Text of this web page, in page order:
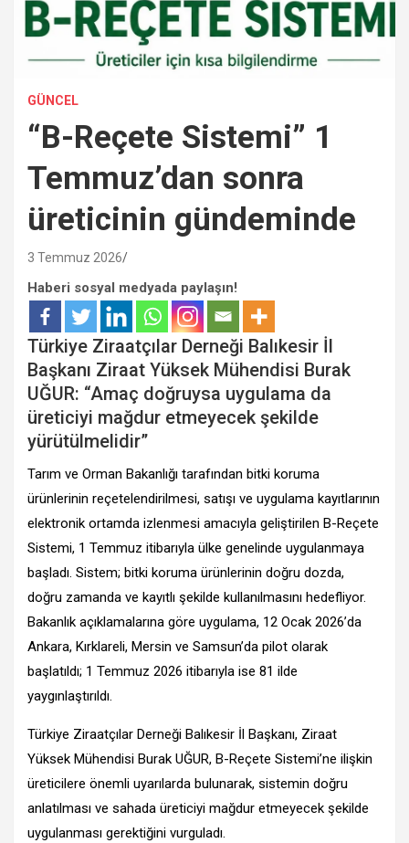
GÜNCEL
“B-Reçete Sistemi” 1
Temmuz’dan sonra
üreticinin gündeminde
3 Temmuz 2026
Haberi sosyal medyada paylaşın!
Türkiye Ziraatçılar Derneği Balıkesir İl
Başkanı Ziraat Yüksek Mühendisi Burak
UĞUR: “Amaç doğruysa uygulama da
üreticiyi mağdur etmeyecek şekilde
yürütülmelidir”
Tarım ve Orman Bakanlığı tarafından bitki koruma
ürünlerinin reçetelendirilmesi, satışı ve uygulama kayıtlarının
elektronik ortamda izlenmesi amacıyla geliştirilen B-Reçete
Sistemi, 1 Temmuz itibarıyla ülke genelinde uygulanmaya
başladı. Sistem; bitki koruma ürünlerinin doğru dozda,
doğru zamanda ve kayıtlı şekilde kullanılmasını hedefliyor.
Bakanlık açıklamalarına göre uygulama, 12 Ocak 2026’da
Ankara, Kırklareli, Mersin ve Samsun’da pilot olarak
başlatıldı; 1 Temmuz 2026 itibarıyla ise 81 ilde
yaygınlaştırıldı.
Türkiye Ziraatçılar Derneği Balıkesir İl Başkanı, Ziraat
Yüksek Mühendisi Burak UĞUR, B-Reçete Sistemi’ne ilişkin
üreticilere önemli uyarılarda bulunarak, sistemin doğru
anlatılması ve sahada üreticiyi mağdur etmeyecek şekilde
uygulanması gerektiğini vurguladı.